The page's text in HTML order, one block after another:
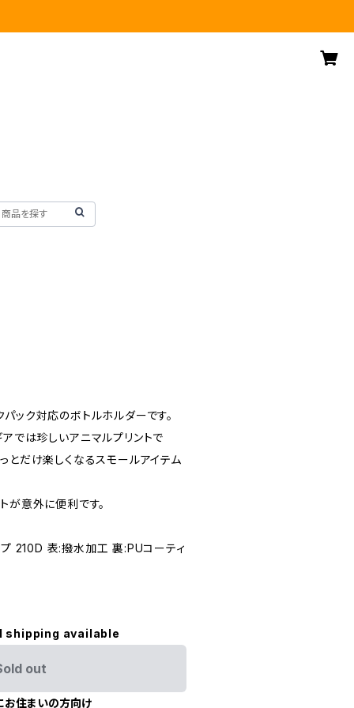
ック対応のボトルホルダーです。
では珍しいアニマルプリントで
とだけ楽しくなるスモールアイテム
が意外に便利です。
210D 表:撥水加工 裏:PUコーティ
shipping available
out
お住まいの方向け